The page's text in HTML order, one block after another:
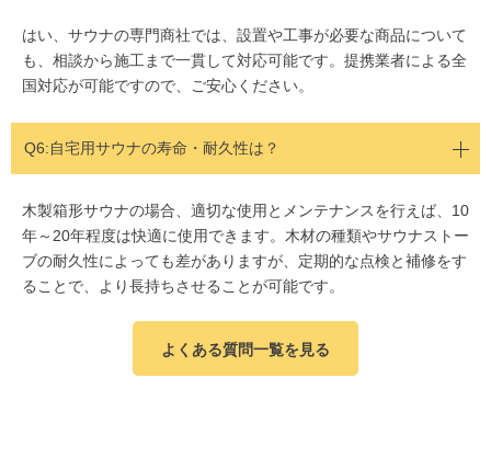
はい、サウナの専門商社では、設置や工事が必要な商品について
も、相談から施工まで一貫して対応可能です。提携業者による全
国対応が可能ですので、ご安心ください。
Q6:自宅用サウナの寿命・耐久性は？
木製箱形サウナの場合、適切な使用とメンテナンスを行えば、10
年～20年程度は快適に使用できます。木材の種類やサウナストー
ブの耐久性によっても差がありますが、定期的な点検と補修をす
ることで、より長持ちさせることが可能です。
よくある質問一覧を見る